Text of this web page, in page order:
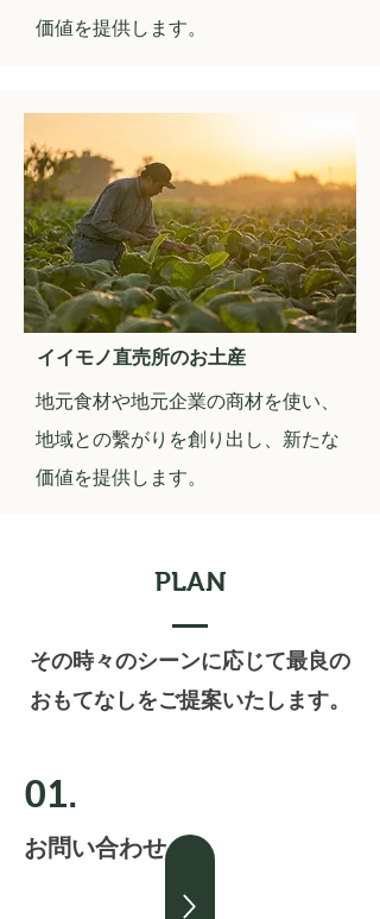
価値を提供します。
イイモノ直売所のお土産
​地元食材や地元企業の商材を使い、
地域との繫がりを創り出し、新たな
価値を提供します。
PLAN
その時々のシーンに応じて最良の
おもてなしをご提案いたします。
01.
お問い合わせ